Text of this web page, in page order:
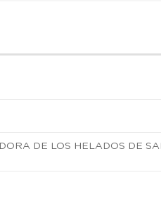
DE LOS HELADOS DE